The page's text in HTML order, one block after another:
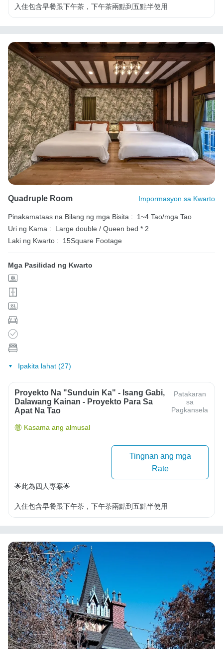
入住包含早餐跟下午茶，下午茶兩點到五點半使用
Quadruple Room Impormasyon sa Kwarto
Pinakamataas na Bilang ng mga Bisita :
1~4 Tao/mga Tao
Uri ng Kama :
Large double / Queen bed * 2
Laki ng Kwarto :
15Square Footage
Mga Pasilidad ng Kwarto
Ipakita lahat (27)
Proyekto Na "Sunduin Ka" - Isang Gabi,
Dalawang Kainan - Proyekto Para Sa
Apat Na Tao
Patakaran
sa
Pagkansela
Kasama ang almusal
Tingnan ang mga
Rate
🌟此為四人專案🌟
入住包含早餐跟下午茶，下午茶兩點到五點半使用